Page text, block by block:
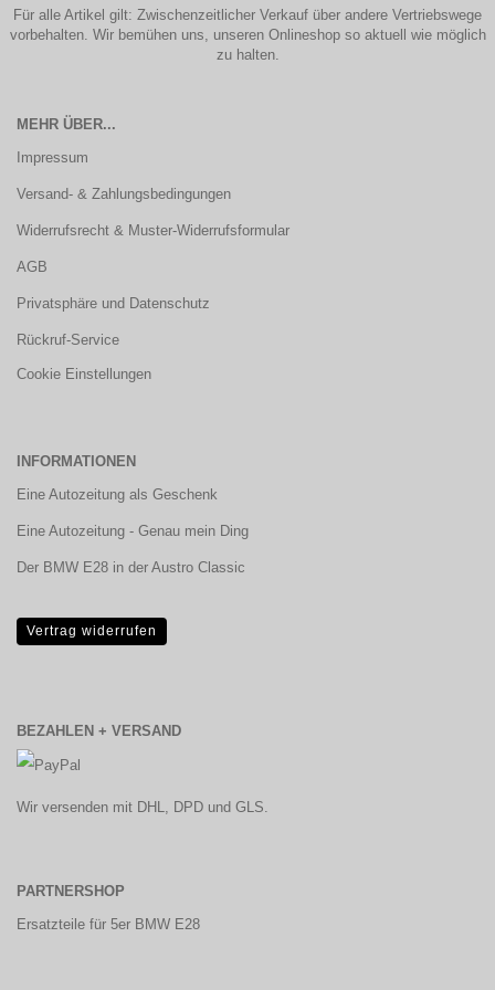
Für alle Artikel gilt: Zwischenzeitlicher Verkauf über andere Vertriebswege
vorbehalten. Wir bemühen uns, unseren Onlineshop so aktuell wie möglich
zu halten.
MEHR ÜBER...
Impressum
Versand- & Zahlungsbedingungen
Widerrufsrecht & Muster-Widerrufsformular
AGB
Privatsphäre und Datenschutz
Rückruf-Service
Cookie Einstellungen
INFORMATIONEN
Eine Autozeitung als Geschenk
Eine Autozeitung - Genau mein Ding
Der BMW E28 in der Austro Classic
Vertrag widerrufen
BEZAHLEN + VERSAND
Wir versenden mit DHL, DPD und GLS.
PARTNERSHOP
Ersatzteile für 5er BMW E28